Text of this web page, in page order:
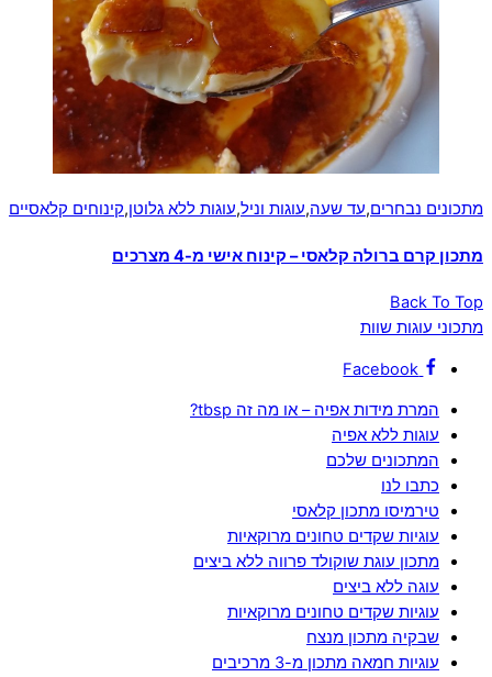
מתכונים נבחרים,עד שעה,עוגות וניל,עוגות ללא גלוטן,קינוחים קלאסיים
מתכון קרם ברולה קלאסי – קינוח אישי מ-4 מצרכים
Back To Top
מתכוני עוגות שוות
Facebook
המרת מידות אפיה – או מה זה tbsp?
עוגות ללא אפיה
המתכונים שלכם
כתבו לנו
טירמיסו מתכון קלאסי
עוגיות שקדים טחונים מרוקאיות
מתכון עוגת שוקולד פרווה ללא ביצים
עוגה ללא ביצים
עוגיות שקדים טחונים מרוקאיות
שבקיה מתכון מנצח
עוגיות חמאה מתכון מ-3 מרכיבים